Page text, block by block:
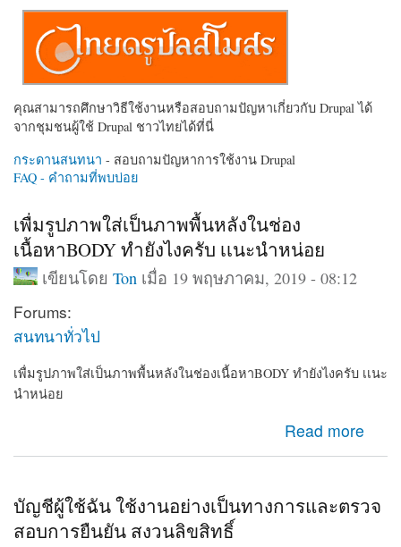
คุณสามารถศึกษาวิธีใช้งานหรือสอบถามปัญหาเกี่ยวกับ Drupal ได้
จากชุมชนผู้ใช้ Drupal ชาวไทยได้ที่นี่
กระดานสนทนา - สอบถามปัญหาการใช้งาน Drupal
FAQ - คำถามที่พบบ่อย
เพื่มรูปภาพใส่เป็นภาพพื้นหลังในช่อง
เนื้อหาBODY ทำยังไงครับ เเนะนำหน่อย
เขียนโดย Ton เมื่อ 19 พฤษภาคม, 2019 - 08:12
Forums:
สนทนาทั่วไป
เพื่มรูปภาพใส่เป็นภาพพื้นหลังในช่องเนื้อหาBODY ทำยังไงครับ เเนะ
นำหน่อย
Read more
about เพื่มรูปภาพใส่เป็นภาพพื้นหลังในช่องเนื้อหาBODY
ทำยังไงครับ เเนะนำหน่อย
บัญชีผู้ใช้ฉัน ใช้งานอย่างเป็นทางการและตรวจ
สอบการยืนยัน สงวนลิขสิทธิ์